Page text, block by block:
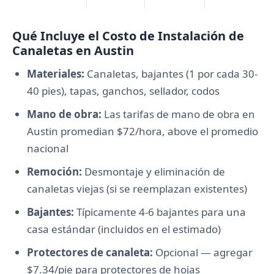
Qué Incluye el Costo de Instalación de
Canaletas en Austin
Materiales: Canaletas, bajantes (1 por cada 30-
40 pies), tapas, ganchos, sellador, codos
Mano de obra: Las tarifas de mano de obra en
Austin promedian $72/hora, above el promedio
nacional
Remoción: Desmontaje y eliminación de
canaletas viejas (si se reemplazan existentes)
Bajantes: Típicamente 4-6 bajantes para una
casa estándar (incluidos en el estimado)
Protectores de canaleta: Opcional — agregar
$7.34/pie para protectores de hojas